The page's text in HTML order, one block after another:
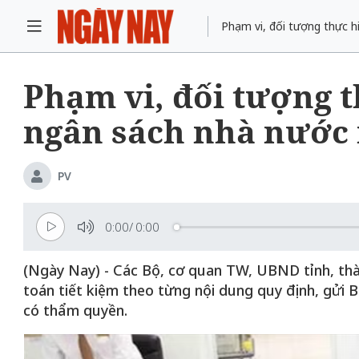
Phạm vi, đối tượng thực
Phạm vi, đối tượng
ngân sách nhà nước
PV
0:00/ 0:00
(Ngày Nay) - Các Bộ, cơ quan TW, UBND tỉnh,
toán tiết kiệm theo từng nội dung quy định, gửi
có thẩm quyền.